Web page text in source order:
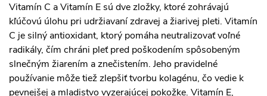
Vitamín C a Vitamín E sú dve zložky, ktoré zohrávajú
kľúčovú úlohu pri udržiavaní zdravej a žiarivej pleti. Vitamín
C je silný antioxidant, ktorý pomáha neutralizovať voľné
radikály, čím chráni pleť pred poškodením spôsobeným
slnečným žiarením a znečistením. Jeho pravidelné
používanie môže tiež zlepšiť tvorbu kolagénu, čo vedie k
pevnejšej a mladistvo vyzerajúcej pokožke. Vitamín E,